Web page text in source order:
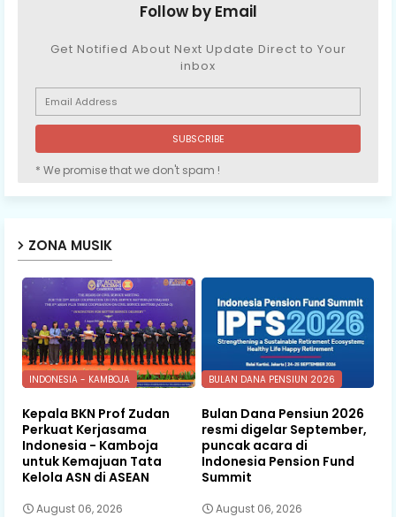
Follow by Email
Get Notified About Next Update Direct to Your
inbox
* We promise that we don't spam !
ZONA MUSIK
INDONESIA - KAMBOJA
Kepala BKN Prof Zudan
Perkuat Kerjasama
Indonesia - Kamboja
untuk Kemajuan Tata
Kelola ASN di ASEAN
August 06, 2026
BULAN DANA PENSIUN 2026
Bulan Dana Pensiun 2026
resmi digelar September,
puncak acara di
Indonesia Pension Fund
Summit
August 06, 2026